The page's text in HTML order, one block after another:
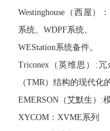
Westinghouse（西屋）
系统、WDPF系统、
WEStation系统备件。
Triconex（英维思）:
（TMR）结构的现代化
EMERSON（艾默生）:
XYCOM：XVME系列